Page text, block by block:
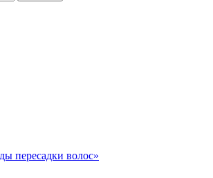
пересадки волос»